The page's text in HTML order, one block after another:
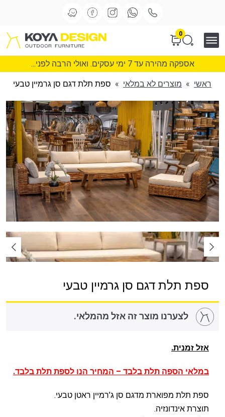
0
אספקה מהירה עד 7 ימי עסקים. ואולי הרבה לפני...
ראשי » מוצרים לא במלאי » ספת תלת דגם סן גרמיין טבעי
ספת תלת דגם סן גרמיין טבעי
לצערנו מוצר זה אזל מהמלאי.
אזל זמנית.
במלאי הספה תלת בלבד – המחיר הנו לספת תלת בלבד.
ספת תלת מפוארת מדגם סן ג’רמיין ראטן טבעי.
תוצרת אינדונזיה.